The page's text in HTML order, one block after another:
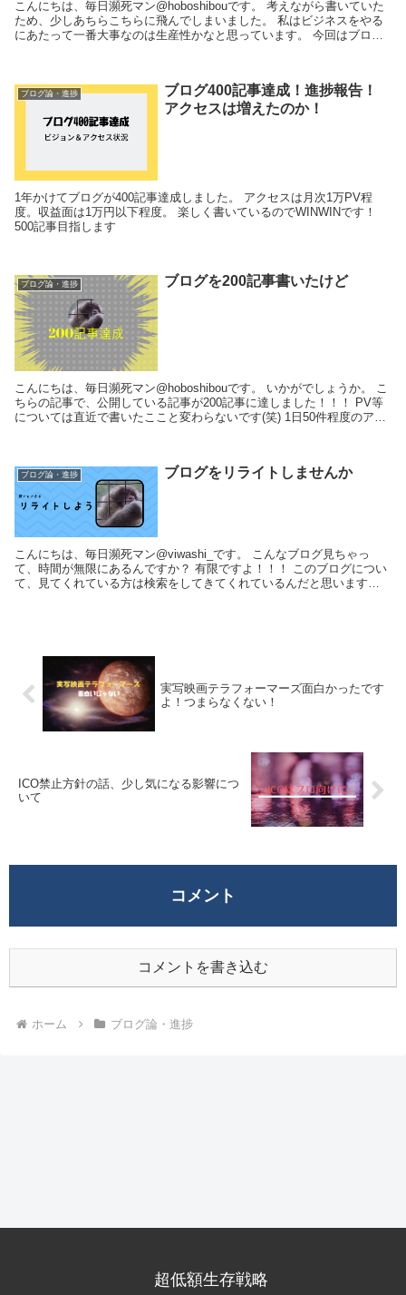
こんにちは、毎日瀕死マン@hoboshibouです。 考えながら書いていた
ため、少しあちらこちらに飛んでしまいました。 私はビジネスをやる
にあたって一番大事なのは生産性かなと思っています。 今回はブログ
ブログ論・進捗
ブログ400記事達成！進捗報告！
アクセスは増えたのか！
1年かけてブログが400記事達成しました。 アクセスは月次1万PV程
度。収益面は1万円以下程度。 楽しく書いているのでWINWINです！
500記事目指します
ブログ論・進捗 ブログを200記事書いたけど
こんにちは、毎日瀕死マン@hoboshibouです。 いかがでしょうか。 こ
ちらの記事で、公開している記事が200記事に達しました！！！ PV等
については直近で書いたここと変わらないです(笑) 1日50件程度のアク
ブログ論・進捗 ブログをリライトしませんか
こんにちは、毎日瀕死マン@viwashi_です。 こんなブログ見ちゃっ
て、時間が無限にあるんですか？ 有限ですよ！！！ このブログについ
て、見てくれている方は検索をしてきてくれているんだと思います。
実写映画テラフォーマーズ面白かったです
よ！つまらなくない！
ICO禁止方針の話、少し気になる影響につ
いて
コメント
コメントを書き込む
ホーム ブログ論・進捗
超低額生存戦略